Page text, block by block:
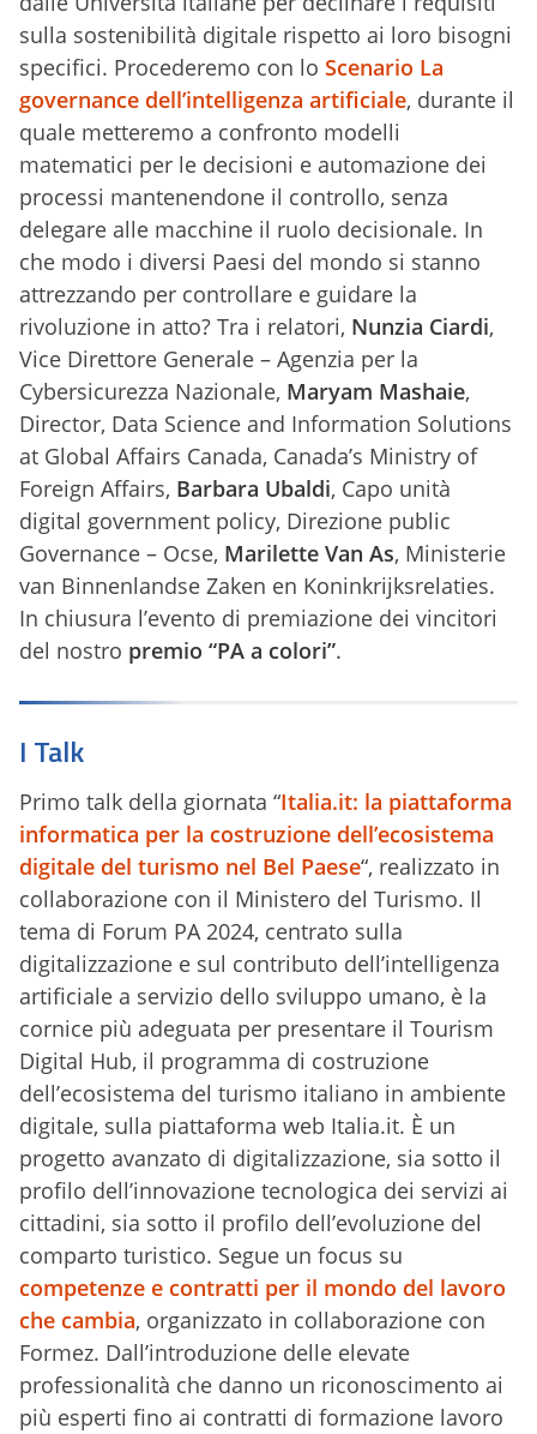
sulla sostenibilità digitale rispetto ai loro bisogni
specifici. Procederemo con lo Scenario La
governance dell’intelligenza artificiale, durante il
quale metteremo a confronto modelli
matematici per le decisioni e automazione dei
processi mantenendone il controllo, senza
delegare alle macchine il ruolo decisionale. In
che modo i diversi Paesi del mondo si stanno
attrezzando per controllare e guidare la
rivoluzione in atto? Tra i relatori, Nunzia Ciardi,
Vice Direttore Generale – Agenzia per la
Cybersicurezza Nazionale, Maryam Mashaie,
Director, Data Science and Information Solutions
at Global Affairs Canada, Canada’s Ministry of
Foreign Affairs, Barbara Ubaldi, Capo unità
digital government policy, Direzione public
Governance – Ocse, Marilette Van As, Ministerie
van Binnenlandse Zaken en Koninkrijksrelaties.
In chiusura l’evento di premiazione dei vincitori
del nostro premio “PA a colori”.
I Talk
Primo talk della giornata “Italia.it: la piattaforma
informatica per la costruzione dell’ecosistema
digitale del turismo nel Bel Paese“, realizzato in
collaborazione con il Ministero del Turismo. Il
tema di Forum PA 2024, centrato sulla
digitalizzazione e sul contributo dell’intelligenza
artificiale a servizio dello sviluppo umano, è la
cornice più adeguata per presentare il Tourism
Digital Hub, il programma di costruzione
dell’ecosistema del turismo italiano in ambiente
digitale, sulla piattaforma web Italia.it. È un
progetto avanzato di digitalizzazione, sia sotto il
profilo dell’innovazione tecnologica dei servizi ai
cittadini, sia sotto il profilo dell’evoluzione del
comparto turistico. Segue un focus su
competenze e contratti per il mondo del lavoro
che cambia, organizzato in collaborazione con
Formez. Dall’introduzione delle elevate
professionalità che danno un riconoscimento ai
più esperti fino ai contratti di formazione lavoro